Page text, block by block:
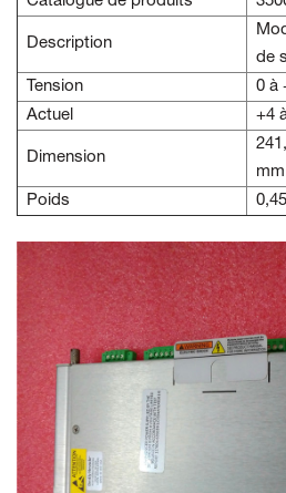
Description
de
Tension
0 à
Actuel
+4
Dimension
mm
Poids